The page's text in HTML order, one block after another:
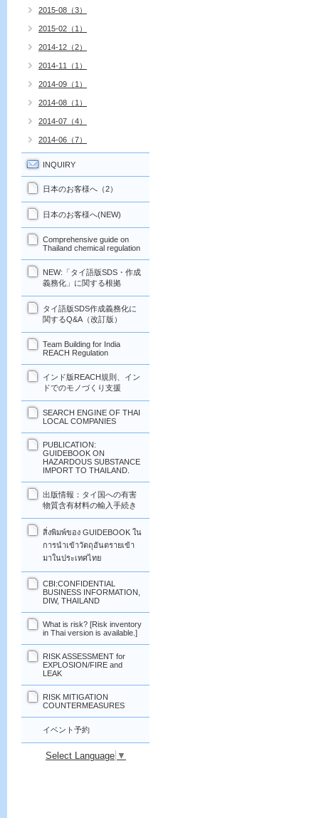
2015-08（3）
2015-02（1）
2014-12（2）
2014-11（1）
2014-09（1）
2014-08（1）
2014-07（4）
2014-06（7）
INQUIRY
日本のお客様へ（2）
日本のお客様へ(NEW)
Comprehensive guide on
Thailand chemical regulation
NEW:「タイ語版SDS・作成
義務化」に関する根拠
タイ語版SDS作成義務化に
関するQ&A（改訂版）
Team Building for India
REACH Regulation
インド版REACH規則、イン
ドでのモノづくり支援
SEARCH ENGINE OF THAI
LOCAL COMPANIES
PUBLICATION:
GUIDEBOOK ON
HAZARDOUS SUBSTANCE
IMPORT TO THAILAND.
出版情報：タイ国への有害
物質含有材料の輸入手続き
สิ่งพิมพ์ของ GUIDEBOOK ใน
การนำเข้าวัตถุอันตรายเข้า
มาในประเทศไทย
CBI:CONFIDENTIAL
BUSINESS INFORMATION,
DIW, THAILAND
What is risk? [Risk inventory
in Thai version is available.]
RISK ASSESSMENT for
EXPLOSION/FIRE and
LEAK
RISK MITIGATION
COUNTERMEASURES
イベント予約
Select Language ▼